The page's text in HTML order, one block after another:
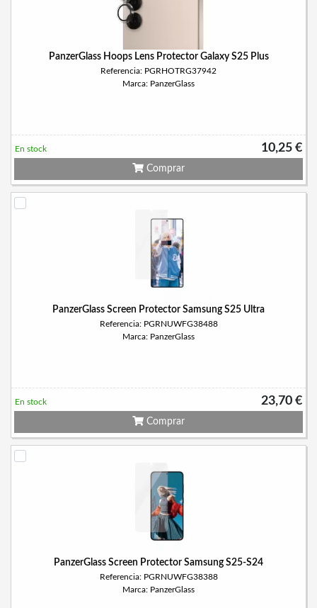
PanzerGlass Hoops Lens Protector Galaxy S25 Plus
Referencia: PGRHOTRG37942
Marca: PanzerGlass
10,25 €
En stock
Comprar
PanzerGlass Screen Protector Samsung S25 Ultra
Referencia: PGRNUWFG38488
Marca: PanzerGlass
23,70 €
En stock
Comprar
PanzerGlass Screen Protector Samsung S25-S24
Referencia: PGRNUWFG38388
Marca: PanzerGlass